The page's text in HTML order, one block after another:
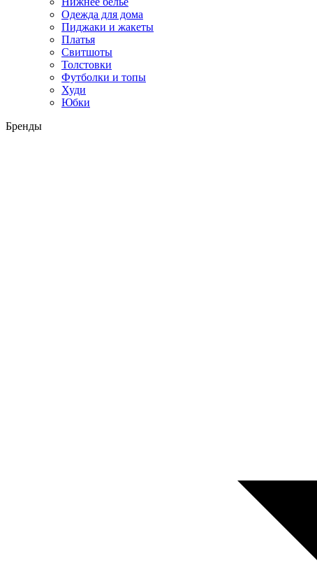
Одежда для дома
Пиджаки и жакеты
Платья
Свитшоты
Толстовки
Футболки и топы
Худи
Юбки
Бренды